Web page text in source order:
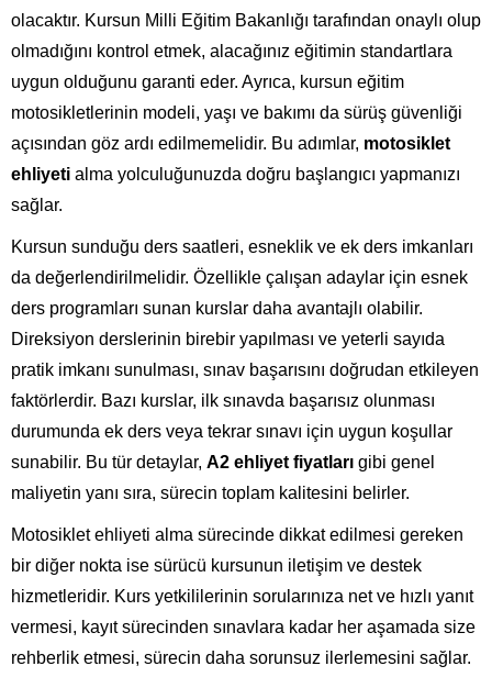
olacaktır. Kursun Milli Eğitim Bakanlığı tarafından onaylı olup
olmadığını kontrol etmek, alacağınız eğitimin standartlara
uygun olduğunu garanti eder. Ayrıca, kursun eğitim
motosikletlerinin modeli, yaşı ve bakımı da sürüş güvenliği
açısından göz ardı edilmemelidir. Bu adımlar, motosiklet
ehliyeti alma yolculuğunuzda doğru başlangıcı yapmanızı
sağlar.
Kursun sunduğu ders saatleri, esneklik ve ek ders imkanları
da değerlendirilmelidir. Özellikle çalışan adaylar için esnek
ders programları sunan kurslar daha avantajlı olabilir.
Direksiyon derslerinin birebir yapılması ve yeterli sayıda
pratik imkanı sunulması, sınav başarısını doğrudan etkileyen
faktörlerdir. Bazı kurslar, ilk sınavda başarısız olunması
durumunda ek ders veya tekrar sınavı için uygun koşullar
sunabilir. Bu tür detaylar, A2 ehliyet fiyatları gibi genel
maliyetin yanı sıra, sürecin toplam kalitesini belirler.
Motosiklet ehliyeti alma sürecinde dikkat edilmesi gereken
bir diğer nokta ise sürücü kursunun iletişim ve destek
hizmetleridir. Kurs yetkililerinin sorularınıza net ve hızlı yanıt
vermesi, kayıt sürecinden sınavlara kadar her aşamada size
rehberlik etmesi, sürecin daha sorunsuz ilerlemesini sağlar.